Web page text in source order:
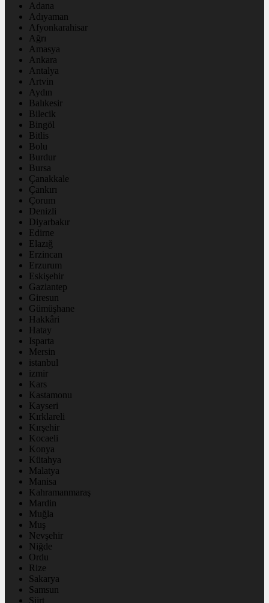
Adana
Adıyaman
Afyonkarahisar
Ağrı
Amasya
Ankara
Antalya
Artvin
Aydın
Balıkesir
Bilecik
Bingöl
Bitlis
Bolu
Burdur
Bursa
Çanakkale
Çankırı
Çorum
Denizli
Diyarbakır
Edirne
Elazığ
Erzincan
Erzurum
Eskişehir
Gaziantep
Giresun
Gümüşhane
Hakkâri
Hatay
Isparta
Mersin
istanbul
izmir
Kars
Kastamonu
Kayseri
Kırklareli
Kırşehir
Kocaeli
Konya
Kütahya
Malatya
Manisa
Kahramanmaraş
Mardin
Muğla
Muş
Nevşehir
Niğde
Ordu
Rize
Sakarya
Samsun
Siirt